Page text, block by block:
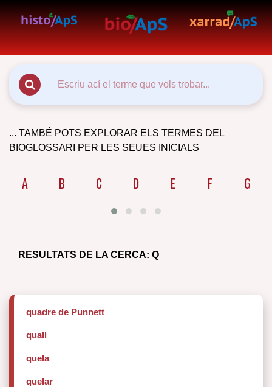
... TAMBÉ POTS EXPLORAR ELS TERMES DEL
BIOGLOSSARI PER LES SEUES INICIALS
A B C D E F G
RESULTATS DE LA CERCA: Q
quadre de Punnett
quall
quela
quelar